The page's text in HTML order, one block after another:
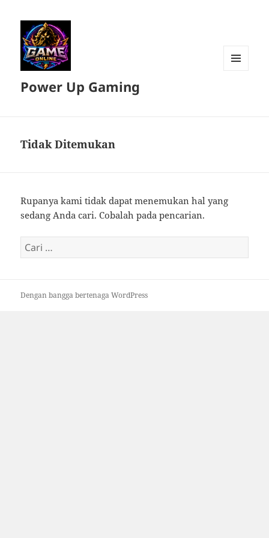
Power Up Gaming
Tidak Ditemukan
Rupanya kami tidak dapat menemukan hal yang
sedang Anda cari. Cobalah pada pencarian.
Cari
untuk:
Dengan bangga bertenaga WordPress